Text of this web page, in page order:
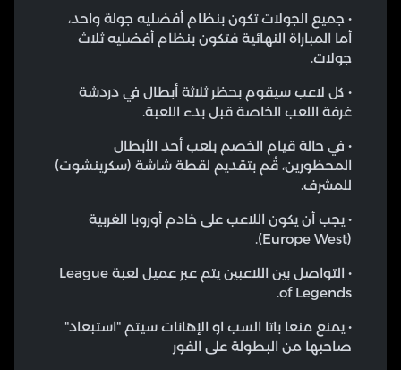
• جميع الجولات تكون بنظام أفضليه جولة واحد،
أما المباراة النهائية فتكون بنظام أفضليه ثلاث
جولات.
• كل لاعب سيقوم بحظر ثلاثة أبطال في دردشة
غرفة اللعب الخاصة قبل بدء اللعبة.
• في حالة قيام الخصم بلعب أحد الأبطال
المحظورين، قُم بتقديم لقطة شاشة (سكرينشوت)
للمشرف.
• يجب أن يكون اللاعب على خادم أوروبا الغربية
(Europe West).
• التواصل بين اللاعبين يتم عبر عميل لعبة League
of Legends.
• يمنع منعا باتا السب او الإهانات سيتم "استبعاد"
صاحبها من البطولة على الفور